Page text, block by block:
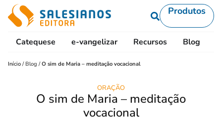
Produtos
Catequese e-vangelizar Recursos Blog
Início / Blog /O sim de Maria – meditação vocacional
ORAÇÃO
O sim de Maria – meditação
vocacional